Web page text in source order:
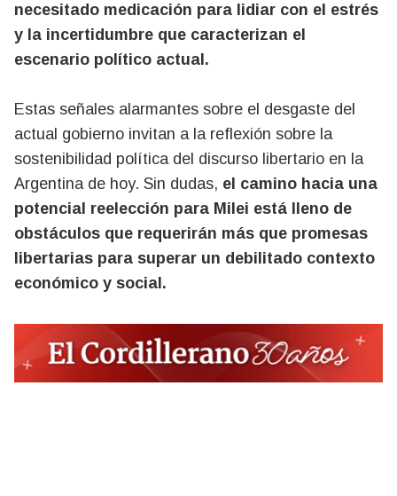
necesitado medicación para lidiar con el estrés
y la incertidumbre que caracterizan el
escenario político actual.
Estas señales alarmantes sobre el desgaste del
actual gobierno invitan a la reflexión sobre la
sostenibilidad política del discurso libertario en la
Argentina de hoy. Sin dudas, el camino hacia una
potencial reelección para Milei está lleno de
obstáculos que requerirán más que promesas
libertarias para superar un debilitado contexto
económico y social.